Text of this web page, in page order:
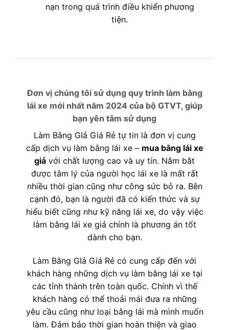
nạn trong quá trình điều khiển phương
tiện.
Đơn vị chúng tôi sử dụng quy trình làm bằng
lái xe mới nhất năm 2024 của bộ GTVT, giúp
bạn yên tâm sử dụng
Làm Bằng GIả Giá Rẻ tự tin là đơn vị cung
cấp dịch vụ làm bằng lái xe – mua bằng lái xe
giả với chất lượng cao và uy tín. Nắm bắt
được tâm lý của người học lái xe là mất rất
nhiều thời gian cũng như công sức bỏ ra. Bên
cạnh đó, bạn là người đã có kiến thức và sự
hiểu biết cũng như kỹ năng lái xe, do vậy việc
làm bằng lái xe giả chính là phương án tốt
dành cho bạn.
Làm Bằng GIả Giá Rẻ có cung cấp đến với
khách hàng những dịch vụ làm bằng lái xe tại
các tỉnh thành trên toàn quốc. Chính vì thế
khách hàng có thể thoải mái đưa ra những
yêu cầu cũng như loại bằng lái mà mình muốn
làm. Đảm bảo thời gian hoàn thiện và giao